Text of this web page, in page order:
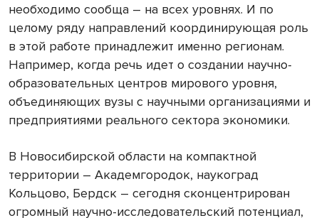
необходимо сообща – на всех уровнях. И по
целому ряду направлений координирующая роль
в этой работе принадлежит именно регионам.
Например, когда речь идет о создании научно-
образовательных центров мирового уровня,
объединяющих вузы с научными организациями и
предприятиями реального сектора экономики.
В Новосибирской области на компактной
территории – Академгородок, наукоград
Кольцово, Бердск – сегодня сконцентрирован
огромный научно-исследовательский потенциал,